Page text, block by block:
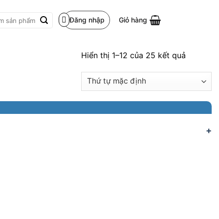
Đăng nhập Giỏ hàng
Hiển thị 1–12 của 25 kết quả
+